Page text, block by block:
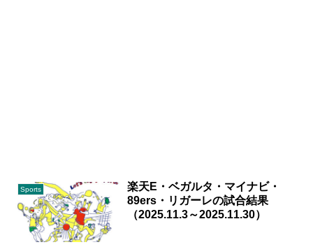
Sports
楽天E・ベガルタ・マイナビ・
89ers・リガーレの試合結果
（2025.11.3～2025.11.30）